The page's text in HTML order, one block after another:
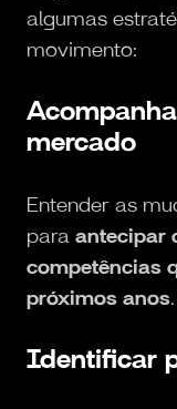
algumas
movimento:
mercado
Entender as
para antecipar
competências
próximos anos.
Identificar